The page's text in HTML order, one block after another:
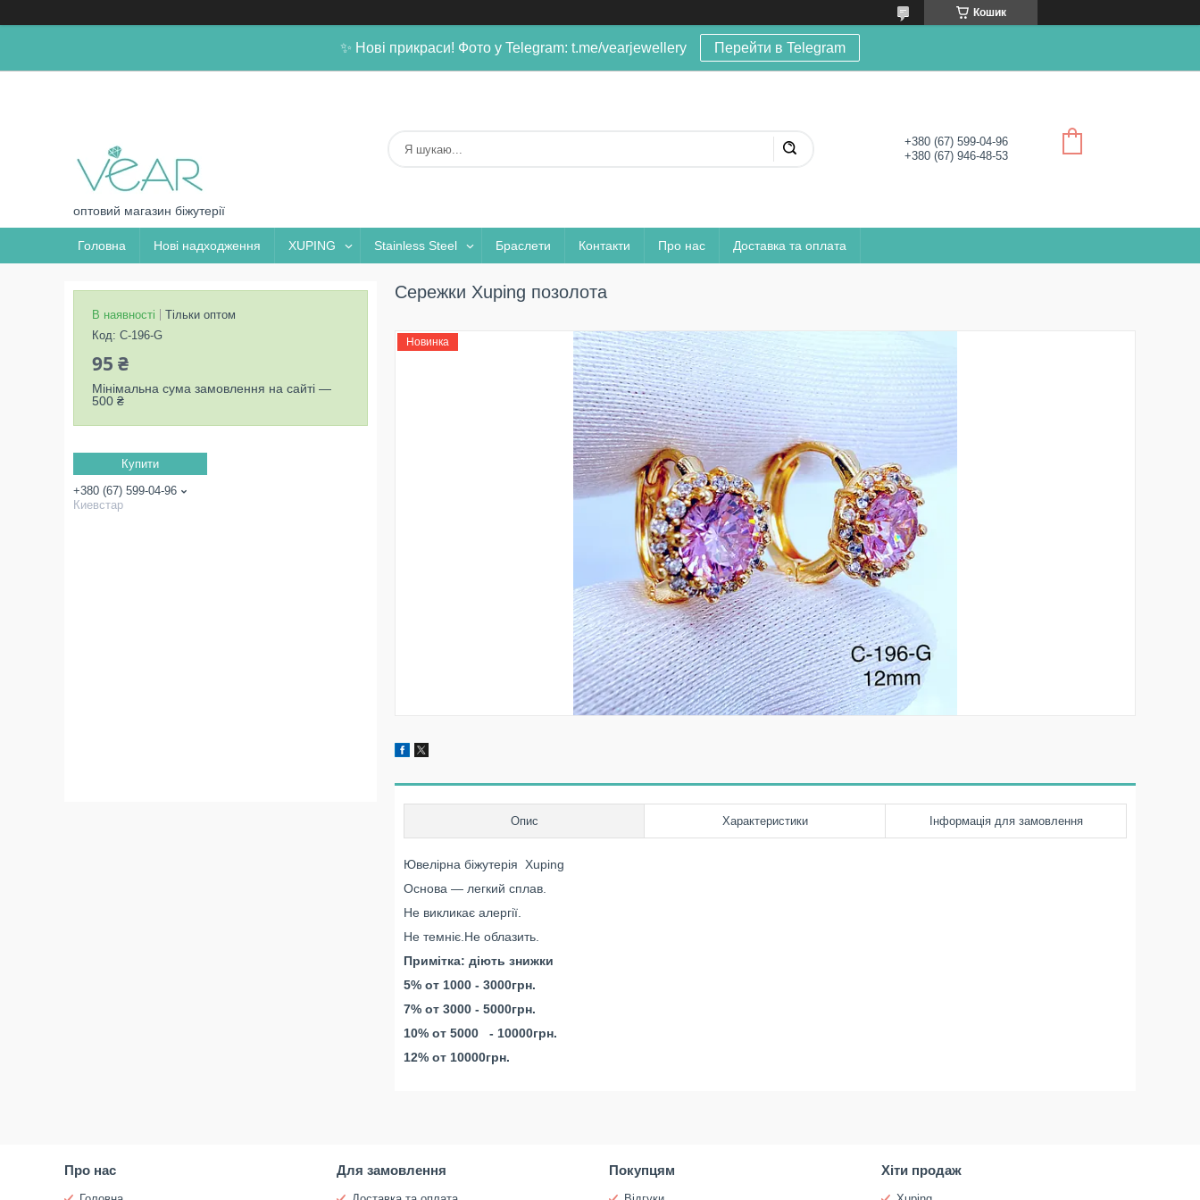
Кошик
✨ Нові прикраси! Фото у Telegram: t.me/vearjewellery Перейти в Telegram
оптовий магазин біжутерії
+380 (67) 599-04-96
+380 (67) 946-48-53
Головна Нові надходження XUPING Stainless Steel Браслети Контакти Про нас Доставка та оплата
Сережки Xuping позолота
Новинка
Опис Характеристики Інформація для замовлення
Ювелірна біжутерія Xuping
Основа — легкий сплав.
Не викликає алергії.
Не темніє.Не облазить.
Примітка: діють знижки
5% от 1000 - 3000грн.
7% от 3000 - 5000грн.
10% от 5000 - 10000грн.
12% от 10000грн.
В наявності
Тільки оптом
Код: C-196-G
95 ₴
Мінімальна сума замовлення на сайті —
500 ₴
Купити
+380 (67) 599-04-96
Киевстар
Про нас Для замовлення Покупцям Хіти продаж